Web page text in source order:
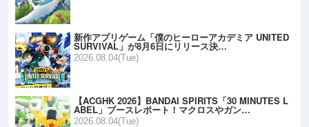
新作アプリゲーム「僕のヒーローアカデミア UNITED
SURVIVAL」が8月6日にリリース決…
2026.08.04(Tue)
【ACGHK 2026】BANDAI SPIRITS「30 MINUTES L
ABEL」ブースレポート！マクロスやガン…
2026.08.04(Tue)